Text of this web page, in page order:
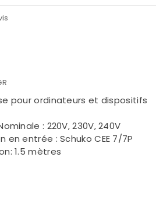
pour ordinateurs et dispositifs
: 220V, 230V, 240V
en entrée : Schuko CEE 7/7P
1.5 mètres